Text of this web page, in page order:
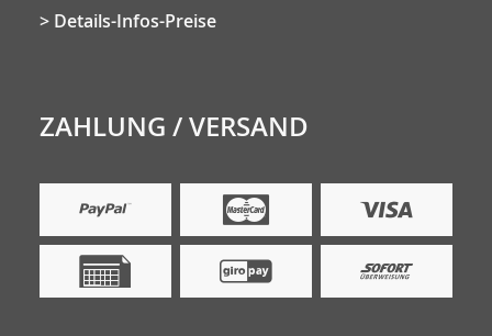
Details-Infos-Preise
ZAHLUNG / VERSAND